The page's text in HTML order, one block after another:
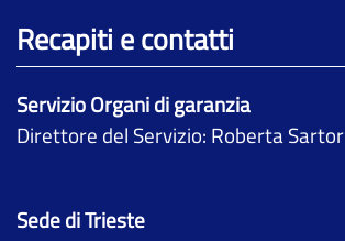
Recapiti e contatti
Servizio Organi di garanzia
Direttore del Servizio: Roberta Sartor
Sede di Trieste